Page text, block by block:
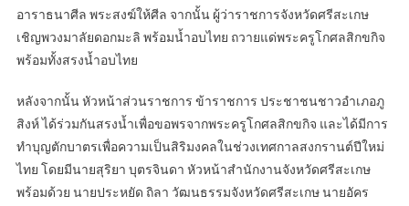
อาราธนาศีล พระสงฆ์ให้ศีล จากนั้น ผู้ว่าราชการจังหวัดศรีสะเกษ
เชิญพวงมาลัยดอกมะลิ พร้อมน้ำอบไทย ถวายแด่พระครูโกศลสิกขกิจ
พร้อมทั้งสรงน้ำอบไทย
หลังจากนั้น หัวหน้าส่วนราชการ ข้าราชการ ประชาชนชาวอำเภอภู
สิงห์ ได้ร่วมกันสรงน้ำเพื่อขอพรจากพระครูโกศลสิกขกิจ และได้มีการ
ทำบุญตักบาตรเพื่อความเป็นสิริมงคลในช่วงเทศกาลสงกรานต์ปีใหม่
ไทย โดยมีนายสุริยา บุตรจินดา หัวหน้าสำนักงานจังหวัดศรีสะเกษ
พร้อมด้วย นายประหยัด ถิลา วัฒนธรรมจังหวัดศรีสะเกษ นายอัคร